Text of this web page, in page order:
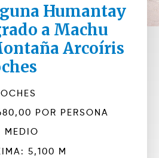
Humantay
a Machu
Arcoíris
POR PERSONA
MEDIO
5,100 M